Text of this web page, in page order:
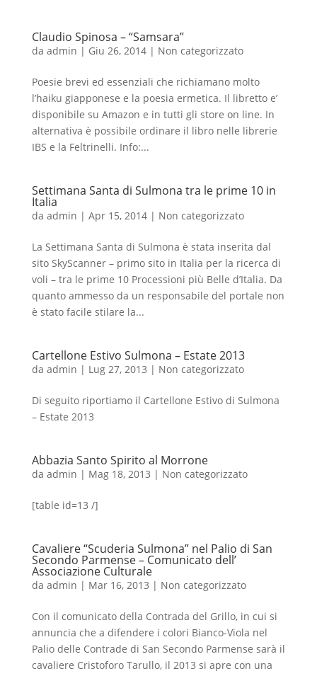
Claudio Spinosa – “Samsara”
da admin | Giu 26, 2014| Non categorizzato
Poesie brevi ed essenziali che richiamano molto
l’haiku giapponese e la poesia ermetica. Il libretto e’
disponibile su Amazon e in tutti gli store on line. In
alternativa è possibile ordinare il libro nelle librerie
IBS e la Feltrinelli. Info:...
Settimana Santa di Sulmona tra le prime 10 in
Italia
da admin | Apr 15, 2014| Non categorizzato
La Settimana Santa di Sulmona è stata inserita dal
sito SkyScanner – primo sito in Italia per la ricerca di
voli – tra le prime 10 Processioni più Belle d’Italia. Da
quanto ammesso da un responsabile del portale non
è stato facile stilare la...
Cartellone Estivo Sulmona – Estate 2013
da admin | Lug 27, 2013 | Non categorizzato
Di seguito riportiamo il Cartellone Estivo di Sulmona
– Estate 2013
Abbazia Santo Spirito al Morrone
da admin | Mag 18, 2013 | Non categorizzato
[table id=13 /]
Cavaliere “Scuderia Sulmona” nel Palio di San
Secondo Parmense – Comunicato dell’
Associazione Culturale
da admin | Mar 16, 2013 | Non categorizzato
Con il comunicato della Contrada del Grillo, in cui si
annuncia che a difendere i colori Bianco-Viola nel
Palio delle Contrade di San Secondo Parmense sarà il
cavaliere Cristoforo Tarullo, il 2013 si apre con una